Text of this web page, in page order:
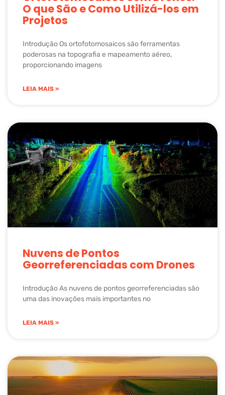
O que São e Como Utilizá-los em
Projetos
Introdução Os ortofotomosaicos são ferramentas
poderosas na topografia e mapeamento aéreo,
proporcionando imagens
LEIA MAIS »
Nuvens de Pontos
Georreferenciadas com Drones
Introdução As nuvens de pontos georreferenciadas são
uma das inovações mais importantes no
LEIA MAIS »